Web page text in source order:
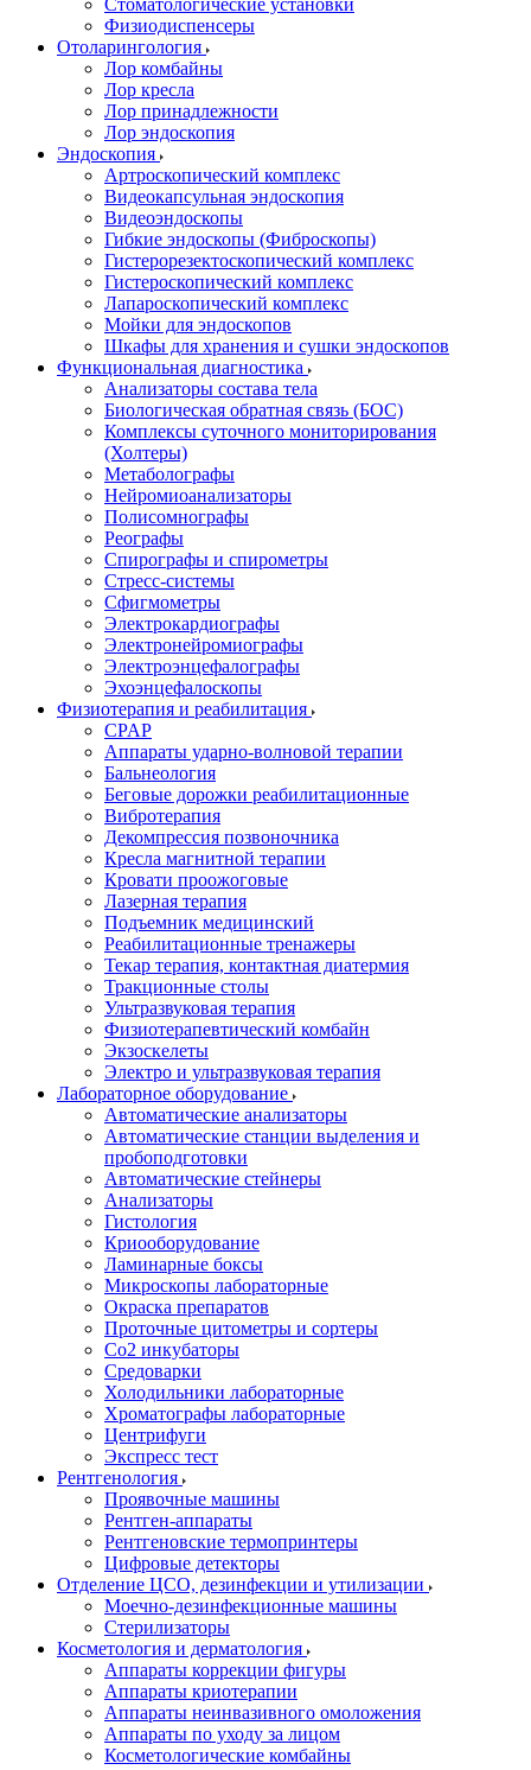
Стоматологические установки
Физиодиспенсеры
Отоларингология
Лор комбайны
Лор кресла
Лор принадлежности
Лор эндоскопия
Эндоскопия
Артроскопический комплекс
Видеокапсульная эндоскопия
Видеоэндоскопы
Гибкие эндоскопы (Фиброcкопы)
Гистерорезектоскопический комплекс
Гистероскопический комплекс
Лапароскопический комплекс
Мойки для эндоскопов
Шкафы для хранения и сушки эндоскопов
Функциональная диагностика
Анализаторы состава тела
Биологическая обратная связь (БОС)
Комплексы суточного мониторирования
(Холтеры)
Метаболографы
Нейромиоанализаторы
Полисомнографы
Реографы
Спирографы и спирометры
Стресс-системы
Сфигмометры
Электрокардиографы
Электронейромиографы
Электроэнцефалографы
Эхоэнцефалоскопы
Физиотерапия и реабилитация
CPAP
Аппараты ударно-волновой терапии
Бальнеология
Беговые дорожки реабилитационные
Вибротерапия
Декомпрессия позвоночника
Кресла магнитной терапии
Кровати проожоговые
Лазерная терапия
Подъемник медицинский
Реабилитационные тренажеры
Текар терапия, контактная диатермия
Тракционные столы
Ультразвуковая терапия
Физиотерапевтический комбайн
Экзоскелеты
Электро и ультразвуковая терапия
Лабораторное оборудование
Автоматические анализаторы
Автоматические станции выделения и
пробоподготовки
Автоматические стейнеры
Анализаторы
Гистология
Криооборудование
Ламинарные боксы
Микроскопы лабораторные
Окраска препаратов
Проточные цитометры и сортеры
Со2 инкубаторы
Средоварки
Холодильники лабораторные
Хроматографы лабораторные
Центрифуги
Экспресс тест
Рентгенология
Проявочные машины
Рентген-аппараты
Рентгеновские термопринтеры
Цифровые детекторы
Отделение ЦСО, дезинфекции и утилизации
Моечно-дезинфекционные машины
Стерилизаторы
Косметология и дерматология
Аппараты коррекции фигуры
Аппараты криотерапии
Аппараты неинвазивного омоложения
Аппараты по уходу за лицом
Косметологические комбайны